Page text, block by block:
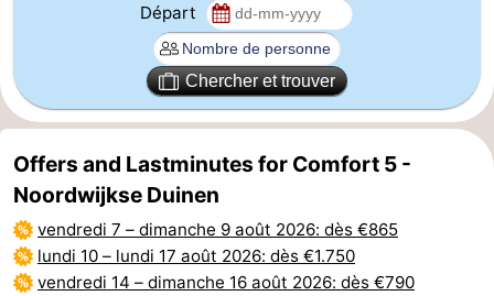
Départ
Chercher et trouver
Offers and Lastminutes for Comfort 5 -
Noordwijkse Duinen
vendredi 7 – dimanche 9 août 2026: dès €865
lundi 10 – lundi 17 août 2026: dès €1.750
vendredi 14 – dimanche 16 août 2026: dès €790